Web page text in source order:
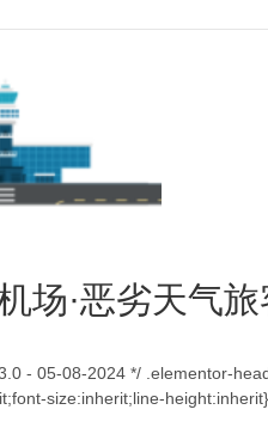
场·恶劣天气
- 05-08-2024 */ .elementor-
size:inherit;line-